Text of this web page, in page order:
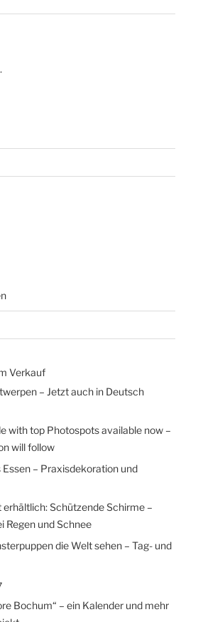
Verkauf
– Jetzt auch in Deutsch
with top Photospots available now –
will follow
– Praxisdekoration und
erhältlich: Schützende Schirme –
Regen und Schnee
die Welt sehen – Tag- und
Bochum“ – ein Kalender und mehr